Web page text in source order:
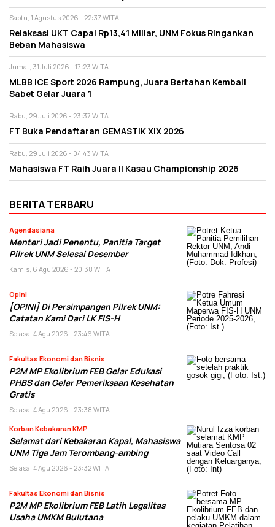
Sabtu, 1 Agustus 2026 - 22:37 WITA
Relaksasi UKT Capai Rp13,41 Miliar, UNM Fokus Ringankan
Beban Mahasiswa
Jumat, 31 Juli 2026 - 17:23 WITA
MLBB ICE Sport 2026 Rampung, Juara Bertahan Kembali
Sabet Gelar Juara 1
Rabu, 29 Juli 2026 - 23:37 WITA
FT Buka Pendaftaran GEMASTIK XIX 2026
Rabu, 29 Juli 2026 - 04:43 WITA
Mahasiswa FT Raih Juara II Kasau Championship 2026
BERITA TERBARU
Agendasiana
Menteri Jadi Penentu, Panitia Target
Pilrek UNM Selesai Desember
Kamis, 6 Agu 2026 - 20:38 WITA
Opini
[OPINI] Di Persimpangan Pilrek UNM:
Catatan Kami Dari LK FIS-H
Selasa, 4 Agu 2026 - 23:46 WITA
Fakultas Ekonomi dan Bisnis
P2M MP Ekolibrium FEB Gelar Edukasi
PHBS dan Gelar Pemeriksaan Kesehatan
Gratis
Selasa, 4 Agu 2026 - 23:38 WITA
Korban Kebakaran KMP
Selamat dari Kebakaran Kapal, Mahasiswa
UNM Tiga Jam Terombang-ambing
Selasa, 4 Agu 2026 - 23:32 WITA
Fakultas Ekonomi dan Bisnis
P2M MP Ekolibrium FEB Latih Legalitas
Usaha UMKM Bulutana